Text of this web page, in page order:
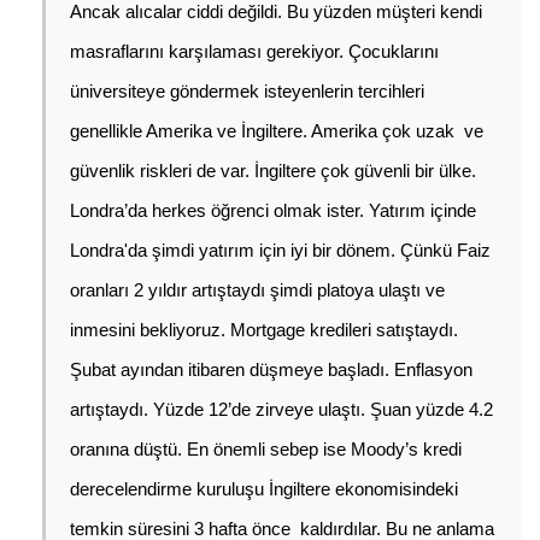
Ancak alıcalar ciddi değildi. Bu yüzden müşteri kendi
masraflarını karşılaması gerekiyor. Çocuklarını
üniversiteye göndermek isteyenlerin tercihleri
genellikle Amerika ve İngiltere. Amerika çok uzak  ve
güvenlik riskleri de var. İngiltere çok güvenli bir ülke.
Londra’da herkes öğrenci olmak ister. Yatırım içinde
Londra'da şimdi yatırım için iyi bir dönem. Çünkü Faiz
oranları 2 yıldır artıştaydı şimdi platoya ulaştı ve
inmesini bekliyoruz. Mortgage kredileri satıştaydı.
Şubat ayından itibaren düşmeye başladı. Enflasyon
artıştaydı. Yüzde 12’de zirveye ulaştı. Şuan yüzde 4.2
oranına düştü. En önemli sebep ise Moody’s kredi
derecelendirme kuruluşu İngiltere ekonomisindeki
temkin süresini 3 hafta önce  kaldırdılar. Bu ne anlama